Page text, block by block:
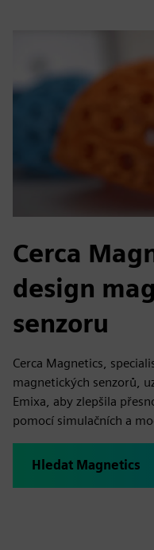
Cerca
design
senzoru
Cerca Magnetics,
magnetických senzorů,
Emixa, aby zlepšila
pomocí simulačních a
Hledat Magnetics